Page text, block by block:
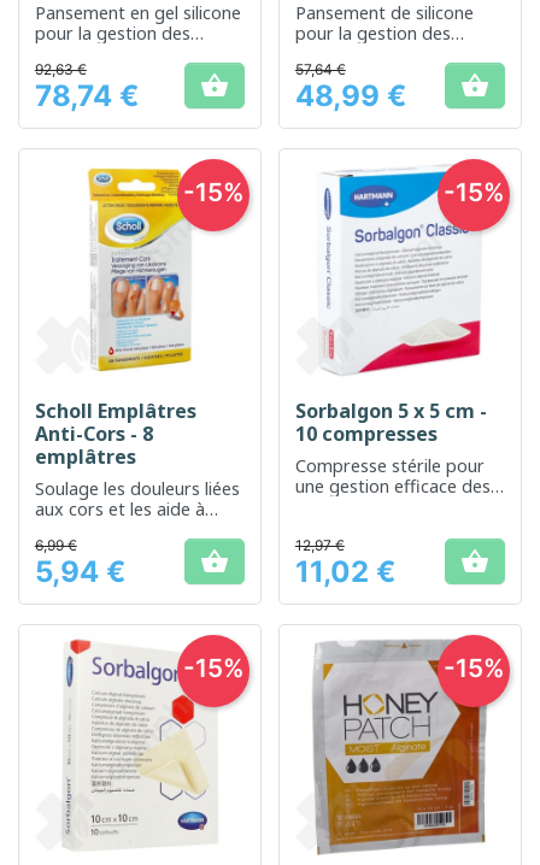
Pansement en gel silicone
pour la gestion des
Prix
92,63 €
78,74 € 
Pansement de silicone
pour la gestion des
de leur apparence.
Prix
57,64 €
48,99 € 
Scholl Emplâtres
Anti-Cors - 8
emplâtres
Soulage les douleurs liées
aux cors et les aide à
progressivement
Prix
6,99 €
5,94 € 
-15%
Sorbalgon 5 x 5 cm -
10 compresses
Compresse stérile pour
une gestion efficace des
Prix
12,97 €
11,02 € 
-15%
-15% -15%